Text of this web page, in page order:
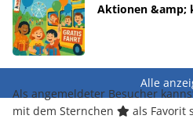
Aktionen &amp;
Alle
Als angemeldeter Besucher
mit dem Sternchen
als Favorit